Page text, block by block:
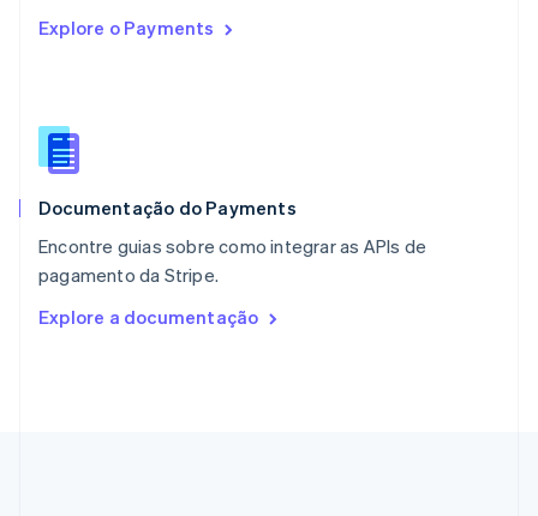
Explore o Payments
Documentação do Payments
Encontre guias sobre como integrar as APIs de
pagamento da Stripe.
Explore a documentação
NederlandsEnglish
Português
RAE de Hong Kong, China
Reino Unido
República Tcheca
English
English